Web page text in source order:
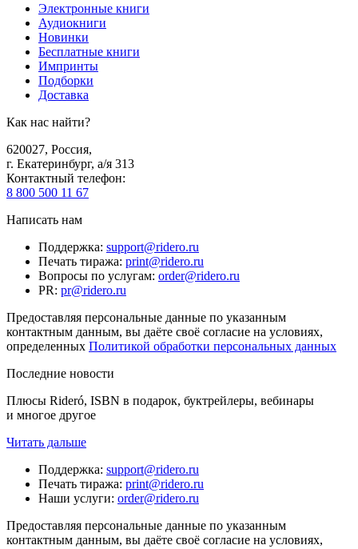
Электронные книги
Аудиокниги
Новинки
Бесплатные книги
Импринты
Подборки
Доставка
Как нас найти?
620027, Россия,
г. Екатеринбург, а/я 313
Контактный телефон:
8 800 500 11 67
Написать нам
Поддержка: support@ridero.ru
Печать тиража: print@ridero.ru
Вопросы по услугам: order@ridero.ru
PR: pr@ridero.ru
Предоставляя персональные данные по указанным
контактным данным, вы даёте своё согласие на условиях,
определенных Политикой обработки персональных данных
Последние новости
Плюсы Rideró, ISBN в подарок, буктрейлеры, вебинары
и многое другое
Читать дальше
Поддержка: support@ridero.ru
Печать тиража: print@ridero.ru
Наши услуги: order@ridero.ru
Предоставляя персональные данные по указанным
контактным данным, вы даёте своё согласие на условиях,